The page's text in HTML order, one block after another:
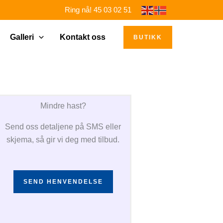
Ring nå! 45 03 02 51
Galleri Kontakt oss BUTIKK
Mindre hast?
Send oss detaljene på SMS eller
skjema, så gir vi deg med tilbud.
SEND HENVENDELSE